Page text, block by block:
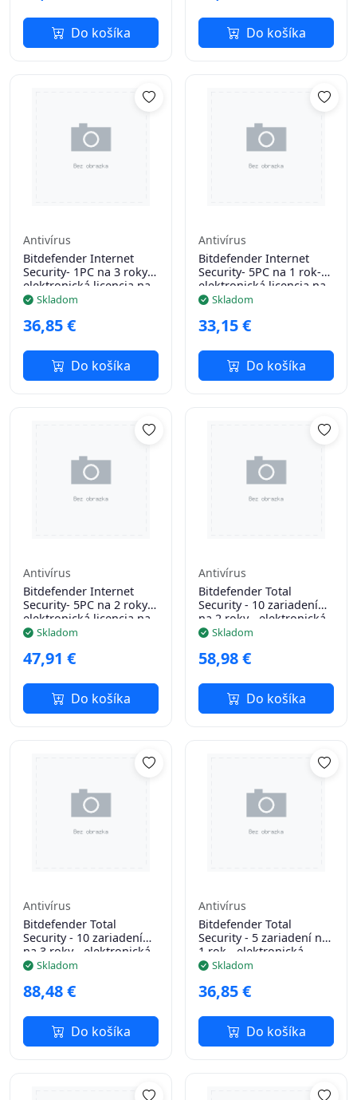
Do košíka Do košíka
Antivírus
Bitdefender Internet
Security- 1PC na 3 roky-
elektronická licencia na
e-mail
Skladom
36,85 €
Do košíka
Antivírus
Bitdefender Internet
Security- 5PC na 1 rok-
elektronická licencia na
e-mail
Skladom
33,15 €
Do košíka
Antivírus
Bitdefender Internet
Security- 5PC na 2 roky-
elektronická licencia na
e-mail
Skladom
47,91 €
Do košíka
Antivírus
Bitdefender Total
Security - 10 zariadení
na 2 roky - elektronická
licencia na e-mail
Skladom
58,98 €
Do košíka
Antivírus
Bitdefender Total
Security - 10 zariadení
na 3 roky - elektronická
licencia na e-mail
Skladom
88,48 €
Do košíka
Antivírus
Bitdefender Total
Security - 5 zariadení na
1 rok - elektronická
licencia na e-mail
Skladom
36,85 €
Do košíka